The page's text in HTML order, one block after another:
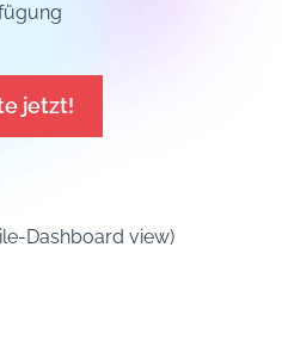
jetzt!
Dashboard view)